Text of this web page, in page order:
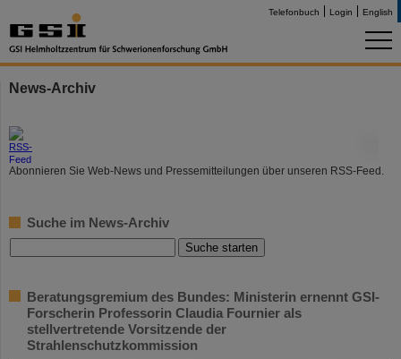
Telefonbuch Login English
News-Archiv
Abonnieren Sie Web-News und Pressemitteilungen über unseren RSS-Feed.
Suche im News-Archiv
Beratungsgremium des Bundes: Ministerin ernennt GSI-
Forscherin Professorin Claudia Fournier als
stellvertretende Vorsitzende der
Strahlenschutzkommission